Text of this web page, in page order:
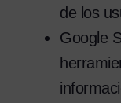
de los
Google